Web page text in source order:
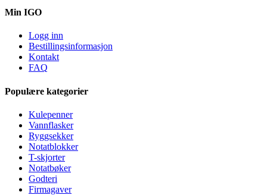
Min IGO
Logg inn
Bestillingsinformasjon
Kontakt
FAQ
Populære kategorier
Kulepenner
Vannflasker
Ryggsekker
Notatblokker
T-skjorter
Notatbøker
Godteri
Firmagaver